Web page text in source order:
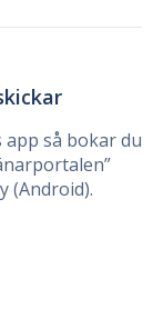
så bokar du
(Android).